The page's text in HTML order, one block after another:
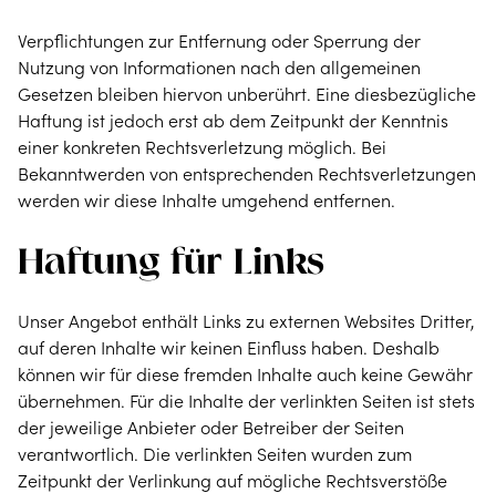
Verpflichtungen zur Entfernung oder Sperrung der
Nutzung von Informationen nach den allgemeinen
Gesetzen bleiben hiervon unberührt. Eine diesbezügliche
Haftung ist jedoch erst ab dem Zeitpunkt der Kenntnis
einer konkreten Rechtsverletzung möglich. Bei
Bekanntwerden von entsprechenden Rechtsverletzungen
werden wir diese Inhalte umgehend entfernen.
Haftung für Links
Unser Angebot enthält Links zu externen Websites Dritter,
auf deren Inhalte wir keinen Einfluss haben. Deshalb
können wir für diese fremden Inhalte auch keine Gewähr
übernehmen. Für die Inhalte der verlinkten Seiten ist stets
der jeweilige Anbieter oder Betreiber der Seiten
verantwortlich. Die verlinkten Seiten wurden zum
Zeitpunkt der Verlinkung auf mögliche Rechtsverstöße